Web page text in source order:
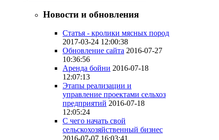
Новости и обновления
Статья - кролики мясных пород
2017-03-24 12:00:38
Обновление сайта 2016-07-27
10:36:56
Аренда бойни 2016-07-18
12:07:13
Этапы реализации и
управление проектами сельхоз
предприятий 2016-07-18
12:05:24
С чего начать свой
сельскохозяйственный бизнес